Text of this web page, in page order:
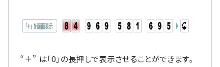
“＋” は「0」の長押しで表示させることができます。